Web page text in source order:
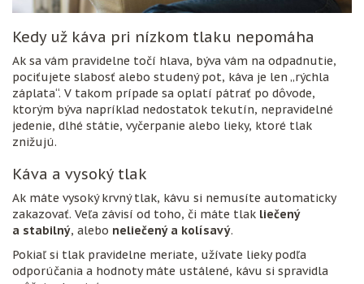
Kedy už káva pri nízkom tlaku nepomáha
Ak sa vám pravidelne točí hlava, býva vám na odpadnutie,
pociťujete slabosť alebo studený pot, káva je len „rýchla
záplata“. V takom prípade sa oplatí pátrať po dôvode,
ktorým býva napríklad nedostatok tekutín, nepravidelné
jedenie, dlhé státie, vyčerpanie alebo lieky, ktoré tlak
znižujú.
Káva a vysoký tlak
Ak máte vysoký krvný tlak, kávu si nemusíte automaticky
zakazovať. Veľa závisí od toho, či máte tlak liečený
a stabilný, alebo neliečený a kolísavý.
Pokiaľ si tlak pravidelne meriate, užívate lieky podľa
odporúčania a hodnoty máte ustálené, kávu si spravidla